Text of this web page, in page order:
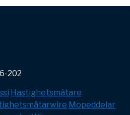
202
Hastighetsmätare
Mopeddelar